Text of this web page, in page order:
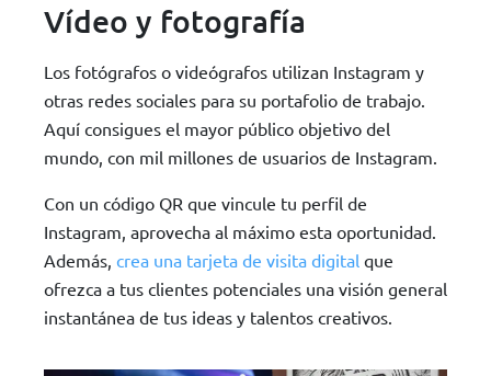
Vídeo y fotografía
Los fotógrafos o videógrafos utilizan Instagram y
otras redes sociales para su portafolio de trabajo.
Aquí consigues el mayor público objetivo del
mundo, con mil millones de usuarios de Instagram.
Con un código QR que vincule tu perfil de
Instagram, aprovecha al máximo esta oportunidad.
Además, crea una tarjeta de visita digital que
ofrezca a tus clientes potenciales una visión general
instantánea de tus ideas y talentos creativos.